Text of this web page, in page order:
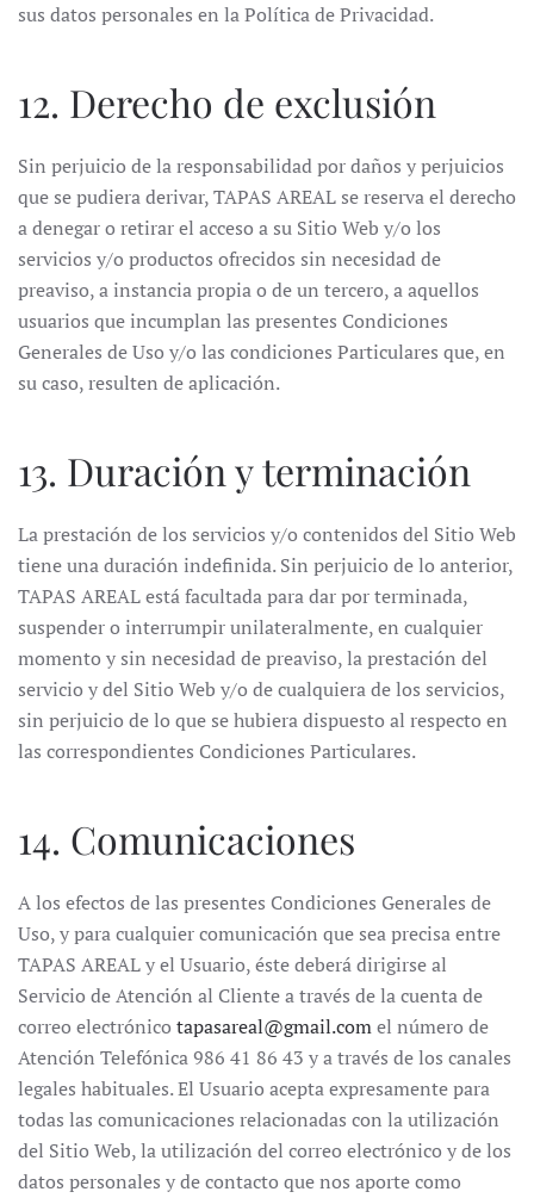
sus datos personales en la Política de Privacidad.
12. Derecho de exclusión
Sin perjuicio de la responsabilidad por daños y perjuicios
que se pudiera derivar, TAPAS AREAL se reserva el derecho
a denegar o retirar el acceso a su Sitio Web y/o los
servicios y/o productos ofrecidos sin necesidad de
preaviso, a instancia propia o de un tercero, a aquellos
usuarios que incumplan las presentes Condiciones
Generales de Uso y/o las condiciones Particulares que, en
su caso, resulten de aplicación.
13. Duración y terminación
La prestación de los servicios y/o contenidos del Sitio Web
tiene una duración indefinida. Sin perjuicio de lo anterior,
TAPAS AREAL está facultada para dar por terminada,
suspender o interrumpir unilateralmente, en cualquier
momento y sin necesidad de preaviso, la prestación del
servicio y del Sitio Web y/o de cualquiera de los servicios,
sin perjuicio de lo que se hubiera dispuesto al respecto en
las correspondientes Condiciones Particulares.
14. Comunicaciones
A los efectos de las presentes Condiciones Generales de
Uso, y para cualquier comunicación que sea precisa entre
TAPAS AREAL y el Usuario, éste deberá dirigirse al
Servicio de Atención al Cliente a través de la cuenta de
correo electrónico tapasareal@gmail.comel número de
Atención Telefónica 986 41 86 43 y a través de los canales
legales habituales. El Usuario acepta expresamente para
todas las comunicaciones relacionadas con la utilización
del Sitio Web, la utilización del correo electrónico y de los
datos personales y de contacto que nos aporte como